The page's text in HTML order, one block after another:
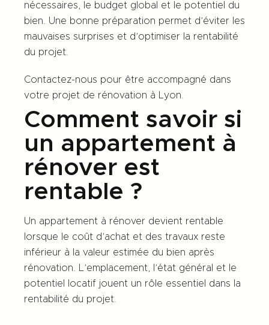
nécessaires, le budget global et le potentiel du
bien. Une bonne préparation permet d’éviter les
mauvaises surprises et d’optimiser la rentabilité
du projet.
Contactez-nous pour être accompagné dans
votre projet de rénovation à Lyon.
Comment savoir si
un appartement à
rénover est
rentable ?
Un appartement à rénover devient rentable
lorsque le coût d’achat et des travaux reste
inférieur à la valeur estimée du bien après
rénovation. L’emplacement, l’état général et le
potentiel locatif jouent un rôle essentiel dans la
rentabilité du projet.